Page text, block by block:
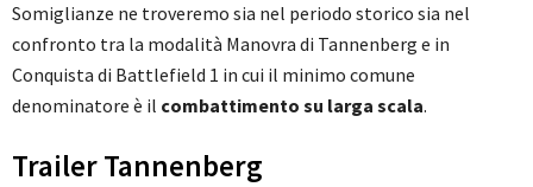
Somiglianze ne troveremo sia nel periodo storico sia nel
confronto tra la modalità Manovra di Tannenberg e in
Conquista di Battlefield 1 in cui il minimo comune
denominatore è il combattimento su larga scala.
Trailer Tannenberg